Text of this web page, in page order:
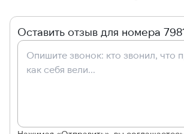
Оставить отзыв для номера